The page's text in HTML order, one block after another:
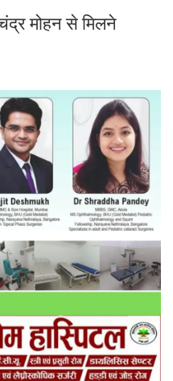
मोहन से मिलने